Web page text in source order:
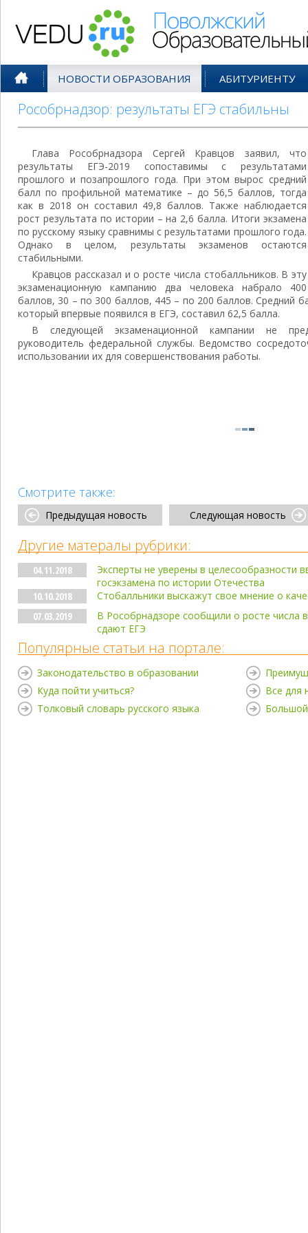
НОВОСТИ ОБРАЗОВАНИЯ АБИТУРИЕНТУ
Рособрнадзор: результаты ЕГЭ стабильны
Глава Рособрнадзора Сергей Кравцов заявил, что
результаты ЕГЭ-2019 сопоставимы с результатами
прошлого и позапрошлого года. При этом вырос средний
балл по профильной математике – до 56,5 баллов, тогда
как в 2018 он составил 49,8 баллов. Также наблюдается
рост результата по истории – на 2,6 балла. Итоги экзамена
по русскому языку сравнимы с результатами прошлого года.
Однако в целом, результаты экзаменов остаются
стабильными.
Кравцов рассказал и о росте числа стобалльников. В эту
экзаменационную кампанию два человека набрало 400
баллов, 30 – по 300 баллов, 445 – по 200 баллов. Средний
который впервые появился в ЕГЭ, составил 62,5 балла.
В следующей экзаменационной кампании не
руководитель федеральной службы. Ведомство
использовании их для совершенствования работы.
Смотрите также:
Предыдущая новость Следующая новость
Другие матералы рубрики:
04.11.2018
Эксперты не уверены в целесообразности
госэкзамена по истории Отечества
10.10.2018
Стобалльники выскажут свое мнение о
07.03.2019
В Рособрнадзоре сообщили о росте числа
сдают ЕГЭ
Популярные статьи на портале:
Законодательство в образовании
Куда пойти учиться?
Толковый словарь русского языка
Все для
Большой